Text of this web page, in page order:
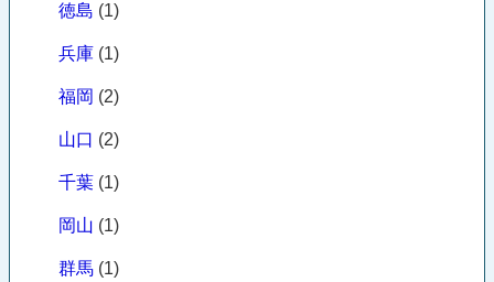
徳島 (1)
兵庫 (1)
福岡 (2)
山口 (2)
千葉 (1)
岡山 (1)
群馬 (1)